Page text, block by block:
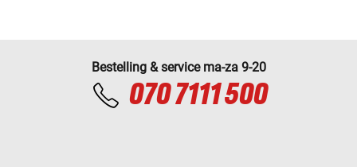
Bestelling & service ma-za 9-20
070 7111 500